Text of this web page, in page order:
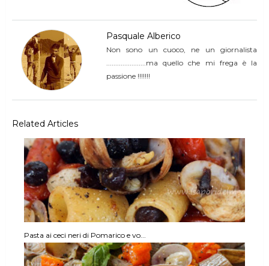
Pasquale Alberico
Non sono un cuoco, ne un giornalista
......................ma quello che mi frega è la
passione !!!!!!!
Related Articles
Pasta ai ceci neri di Pomarico e vo...